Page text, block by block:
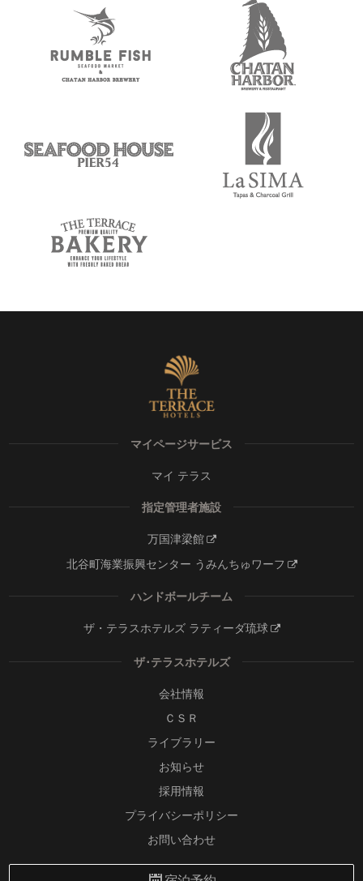
マイページサービス
マイ テラス
指定管理者施設
万国津梁館
北谷町海業振興センター うみんちゅワーフ
ハンドボールチーム
ザ・テラスホテルズ ラティーダ琉球
ザ･テラスホテルズ
会社情報
ＣＳＲ
ライブラリー
お知らせ
採用情報
プライバシーポリシー
お問い合わせ